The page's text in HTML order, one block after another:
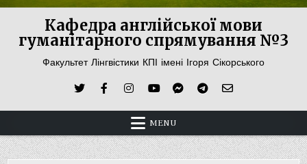
Кафедра англійської мови
гуманітарного спрямування №3
Факультет Лінгвістики КПІ імені Ігоря Сікорського
MENU